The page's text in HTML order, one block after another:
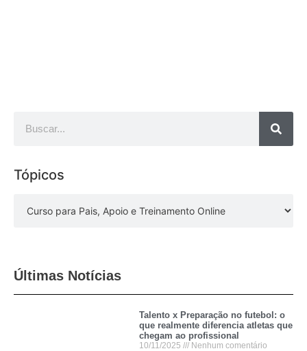
Tópicos
Últimas Notícias
Talento x Preparação no futebol: o
que realmente diferencia atletas que
chegam ao profissional
10/11/2025 Nenhum comentário